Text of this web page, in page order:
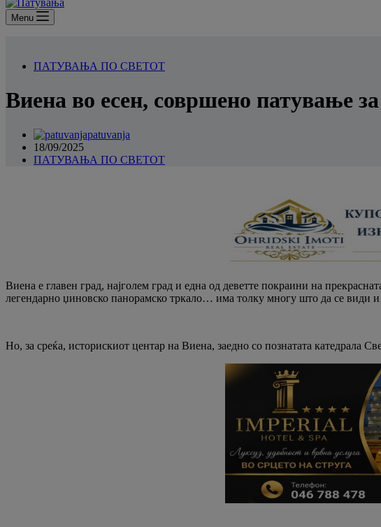
Menu
ПАТУВАЊА ПО СВЕТОТ
Виена во есен, совршено патување
patuvanja
18/09/2025
ПАТУВАЊА ПО СВЕТОТ
Виена е главен град, најголем град и една од деветте покраини на
легендарно џиновско панорамско тркало… има толку многу што да се види
Но, за среќа, историскиот центар на Виена, заедно со познатата катедрала